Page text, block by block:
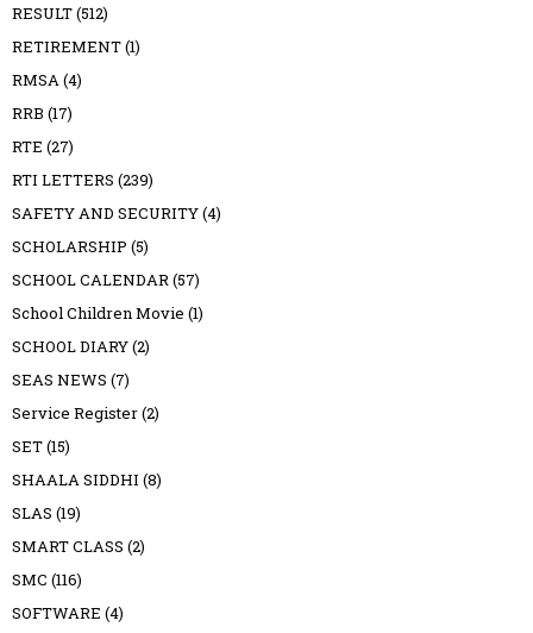
RESULT(512)
RETIREMENT(1)
RMSA(4)
RRB (17)
RTE (27)
RTI LETTERS (239)
SAFETY AND SECURITY(4)
SCHOLARSHIP (5)
SCHOOL CALENDAR(57)
School Children Movie (1)
SCHOOL DIARY(2)
SEAS NEWS (7)
Service Register(2)
SET(15)
SHAALA SIDDHI (8)
SLAS (19)
SMART CLASS (2)
SMC (116)
SOFTWARE (4)